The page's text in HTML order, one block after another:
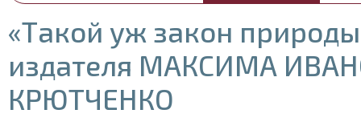
«Такой уж закон
издателя МАКСИМА
КРЮТЧЕНКО